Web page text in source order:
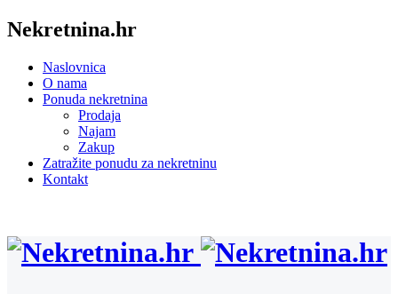
Nekretnina.hr
Naslovnica
O nama
Ponuda nekretnina
Prodaja
Najam
Zakup
Zatražite ponudu za nekretninu
Kontakt